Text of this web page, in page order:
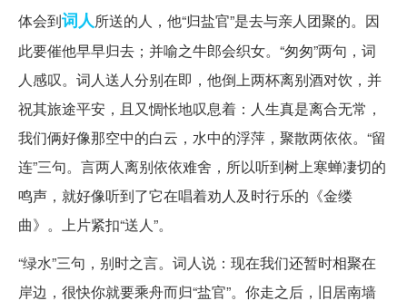
体会到词人所送的人，他“归盐官”是去与亲人团聚的。因
此要催他早早归去；并喻之牛郎会织女。“匆匆”两句，词
人感叹。词人送人分别在即，他倒上两杯离别酒对饮，并
祝其旅途平安，且又惆怅地叹息着：人生真是离合无常，
我们俩好像那空中的白云，水中的浮萍，聚散两依依。“留
连”三句。言两人离别依依难舍，所以听到树上寒蝉凄切的
鸣声，就好像听到了它在唱着劝人及时行乐的《金缕
曲》。上片紧扣“送人”。
“绿水”三句，别时之言。词人说：现在我们还暂时相聚在
岸边，很快你就要乘舟而归“盐官”。你走之后，旧居南墙